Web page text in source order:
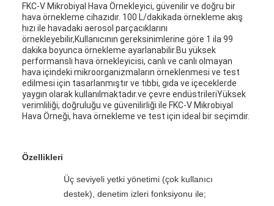
FKC-V Mikrobiyal Hava Örnekleyici, güvenilir ve doğru bir
hava örnekleme cihazıdır. 100 L/dakikada örnekleme akış
hızı ile havadaki aerosol parçacıklarını
örnekleyebilir,Kullanıcının gereksinimlerine göre 1 ila 99
dakika boyunca örnekleme ayarlanabilir.Bu yüksek
performanslı hava örnekleyicisi, canlı ve canlı olmayan
hava içindeki mikroorganizmaların örneklenmesi ve test
edilmesi için tasarlanmıştır ve tıbbi, gıda ve içeceklerde
yaygın olarak kullanılmaktadır.ve çevre endüstrileriYüksek
verimliliği, doğruluğu ve güvenilirliği ile FKC-V Mikrobiyal
Hava Örneği, hava örnekleme ve test için ideal bir seçimdir.
Özellikleri
Üç seviyeli yetki yönetimi (çok kullanıcı
destek), denetim izleri fonksiyonu ile;